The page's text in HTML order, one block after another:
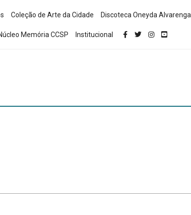
Coleção de Arte da Cidade Discoteca Oneyda Alvarenga
Memória CCSP Institucional